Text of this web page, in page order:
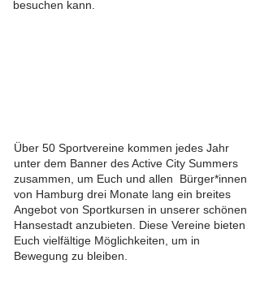
besuchen kann.
Über 50 Sportvereine kommen jedes Jahr
unter dem Banner des Active City Summers
zusammen, um Euch und allen Bürger*innen
von Hamburg drei Monate lang ein breites
Angebot von Sportkursen in unserer schönen
Hansestadt anzubieten. Diese Vereine bieten
Euch vielfältige Möglichkeiten, um in
Bewegung zu bleiben.